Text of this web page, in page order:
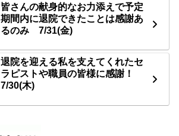
皆さんの献身的なお力添えで予定
期間内に退院できたことは感謝あ
るのみ 7/31(金)
退院を迎える私を支えてくれたセ
ラピストや職員の皆様に感謝！
7/30(木)